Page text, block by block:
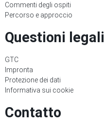
Commenti degli ospiti
Percorso e approccio
Questioni legali
GTC
Impronta
Protezione dei dati
Informativa sui cookie
Contatto